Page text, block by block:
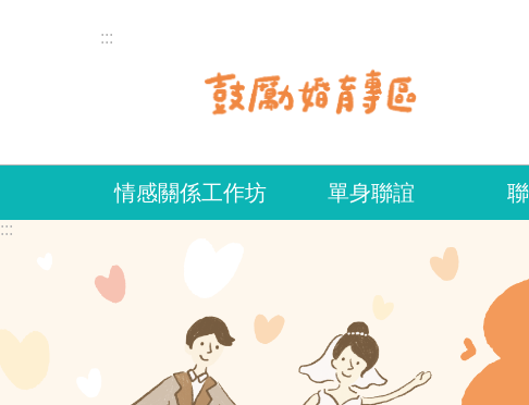
:::
情感關係工作坊 單身聯誼
:::